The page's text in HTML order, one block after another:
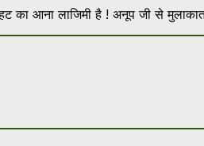
का आना लाजिमी है ! अनूप जी से